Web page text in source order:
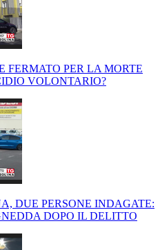
FERMATO PER LA MORTE
VOLONTARIO?
DUE PERSONE INDAGATE:
DOPO IL DELITTO